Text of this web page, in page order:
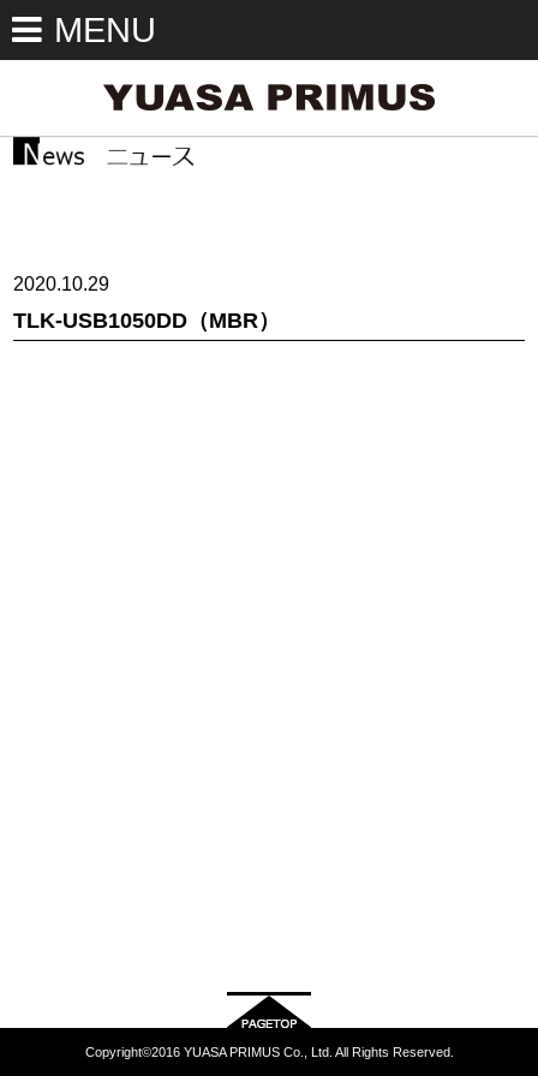
MENU
2020.10.29
TLK-USB1050DD（MBR）
Copyright©2016 YUASA PRIMUS Co., Ltd. All Rights Reserved.